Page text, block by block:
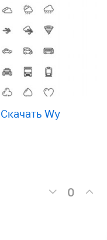
Скачать Wy
0